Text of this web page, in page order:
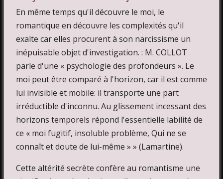
En même temps qu'il découvre le moi, le
romantique en découvre les complexités qu'il
exalte car elles procurent à son narcissisme un
inépuisable objet d'investigation. : M. COLLOT
parle d'une « psychologie des profondeurs ». Le
moi peut être comparé à l'horizon, car il est comme
lui invisible et mobile: il transporte une part
irréductible d'inconnu. Au glissement incessant des
horizons temporels répond l'essentielle labilité de
ce « moi fugitif, insoluble problème, Qui ne se
connaît et doute de lui-même » » (Lamartine).
Cette altérité secrète confère au romantisme une